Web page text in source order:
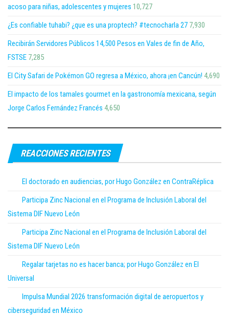
acoso para niñas, adolescentes y mujeres 10,727
¿Es confiable tuhabi? ¿que es una proptech? #tecnocharla 27 7,930
Recibirán Servidores Públicos 14,500 Pesos en Vales de fin de Año,
FSTSE 7,285
El City Safari de Pokémon GO regresa a México, ahora ¡en Cancún! 4,690
El impacto de los tamales gourmet en la gastronomía mexicana, según
Jorge Carlos Fernández Francés 4,650
REACCIONES RECIENTES
El doctorado en audiencias, por Hugo González en ContraRéplica
Participa Zinc Nacional en el Programa de Inclusión Laboral del
Sistema DIF Nuevo León
Participa Zinc Nacional en el Programa de Inclusión Laboral del
Sistema DIF Nuevo León
Regalar tarjetas no es hacer banca; por Hugo González en El
Universal
Impulsa Mundial 2026 transformación digital de aeropuertos y
ciberseguridad en México